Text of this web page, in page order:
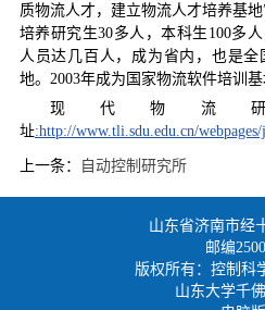
质物流人才，建立物流人才培养基
培养研究生30多人，本科生100多
人员达几百人，成为省内，也是
地。2003年成为国家物流软件培训基
现代物流
址:http://www.tli.sdu.edu.cn/
上一条： 自动控制研究所
山东省济南市经
邮编
版权所有：控制科
山东大学千